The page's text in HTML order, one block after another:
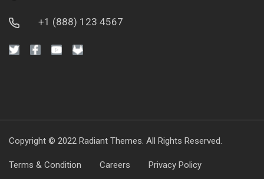
+1 (888) 123 4567
Copyright © 2022 Radiant Themes. All Rights Reserved.
Terms & Condition Careers Privacy Policy